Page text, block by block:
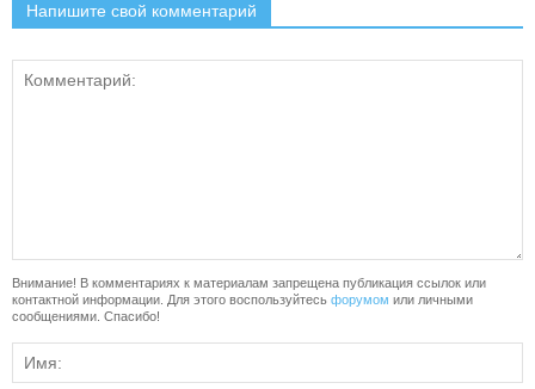
Напишите свой комментарий
Внимание! В комментариях к материалам запрещена публикация ссылок или
контактной информации. Для этого воспользуйтесь форумом или личными
сообщениями. Спасибо!